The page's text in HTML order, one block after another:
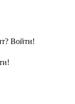
Войти!